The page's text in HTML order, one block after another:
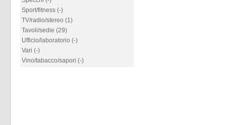
Sport/fitness (-)
TV/radio/stereo (1)
Tavoli/sedie (29)
Ufficio/laboratorio (-)
Vari (-)
Vino/tabacco/sapori (-)